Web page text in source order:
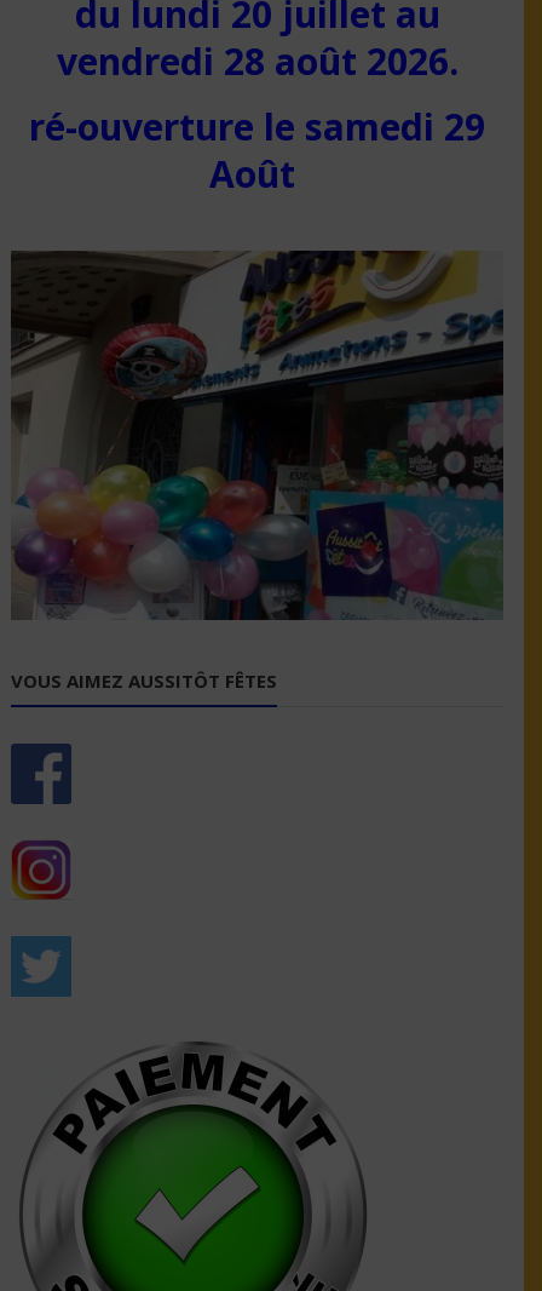
du lundi 20 juillet au
vendredi 28 août 2026.
ré-ouverture le samedi 29
Août
VOUS AIMEZ AUSSITÔT FÊTES